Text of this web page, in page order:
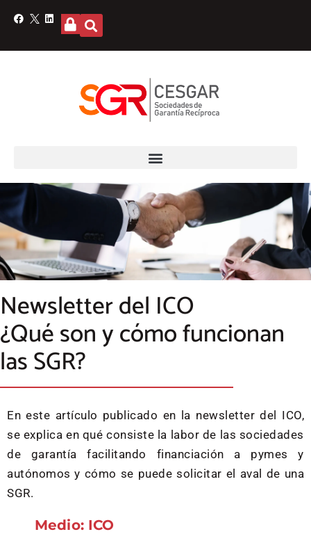
Newsletter del ICO
¿Qué son y cómo funcionan
las SGR?
En este artículo publicado en la newsletter del ICO,
se explica en qué consiste la labor de las sociedades
de garantía facilitando financiación a pymes y
autónomos y cómo se puede solicitar el aval de una
SGR.
Medio: ICO